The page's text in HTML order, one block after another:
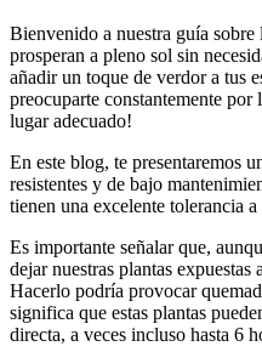
Bienvenido a nuestra guía
prosperan a pleno sol sin
añadir un toque de verdor a tus
preocuparte constantemente por
lugar adecuado!
En este blog, te presentaremos
resistentes y de bajo
tienen una excelente tolerancia a
Es importante señalar que,
dejar nuestras plantas
Hacerlo podría provocar
significa que estas plantas
directa, a veces incluso hasta 6